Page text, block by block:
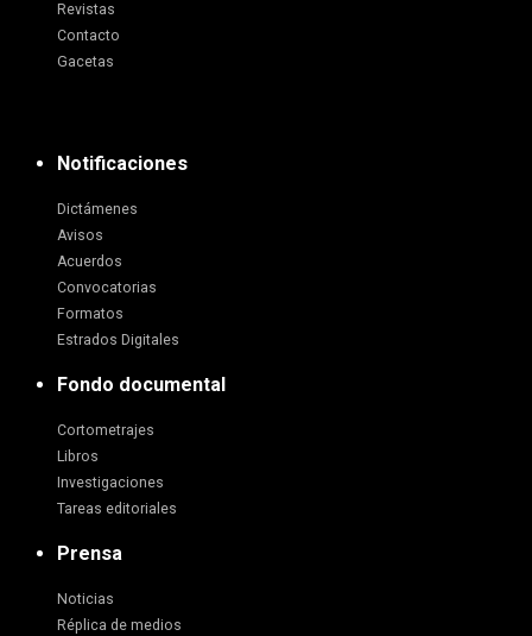
Revistas
Contacto
Gacetas
Notificaciones
Dictámenes
Avisos
Acuerdos
Convocatorias
Formatos
Estrados Digitales
Fondo documental
Cortometrajes
Libros
Investigaciones
Tareas editoriales
Prensa
Noticias
Réplica de medios